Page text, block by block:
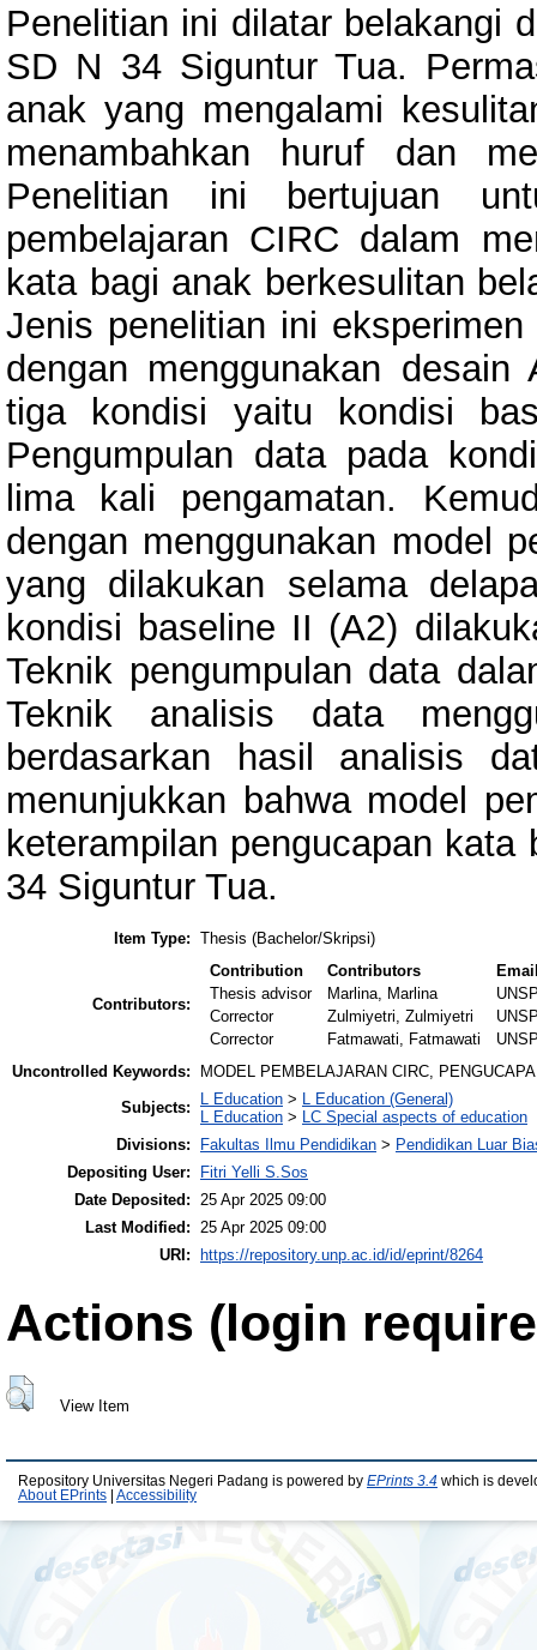
Penelitian ini dilatar belakangi
SD N 34 Siguntur Tua.
anak yang mengalami
menambahkan huruf dan
Penelitian ini bertujuan
pembelajaran CIRC dalam
kata bagi anak berkesulitan
Jenis penelitian ini
dengan menggunakan
tiga kondisi yaitu kondisi
Pengumpulan data pada
lima kali pengamatan.
dengan menggunakan model
yang dilakukan selama
kondisi baseline II (A2)
Teknik pengumpulan data
Teknik analisis data
berdasarkan hasil analisis
menunjukkan bahwa model
keterampilan pengucapan
34 Siguntur Tua.
Item Type: Thesis (Bachelor/Skripsi)
Contributors:
Contribution Contributors
Thesis advisor
Marlina, Marlina
Corrector
Zulmiyetri, Zulmiyetri
Corrector
Fatmawati, Fatmawati
Uncontrolled Keywords:
MODEL PEMBELAJARAN CIRC,
Subjects:
L Education > L Education (General)
L Education > LC Special aspects of education
Divisions:
Fakultas Ilmu Pendidikan > Pendidikan Luar
Depositing User:
Fitri Yelli S.Sos
Date Deposited: 25 Apr 2025 09:00
Last Modified: 25 Apr 2025 09:00
URI:
https://repository.unp.ac.id/id/eprint/8264
Actions (login
View Item
Repository Universitas Negeri Padang is powered by EPrints 3.4 which is
About EPrints
Accessibility